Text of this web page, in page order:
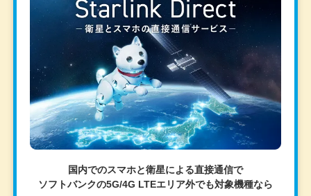
国内でのスマホと衛星による直接通信で
ソフトバンクの5G/4G LTEエリア外でも対象機種なら